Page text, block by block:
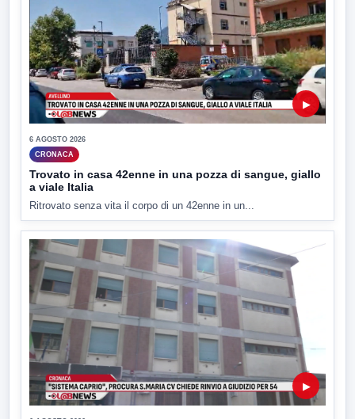
▶
6 AGOSTO 2026
CRONACA
Trovato in casa 42enne in una pozza di sangue, giallo
a viale Italia
Ritrovato senza vita il corpo di un 42enne in un...
▶